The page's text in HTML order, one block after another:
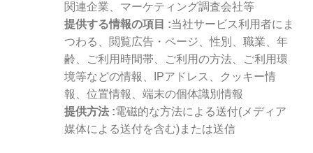
関連企業、マーケティング調査会社等
提供する情報の項目
当社サービス利用者にま
つわる、閲覧広告・ページ、性別、職業、年
齢、ご利用時間帯、ご利用の方法、ご利用環
境等などの情報、IPアドレス、クッキー情
報、位置情報、端末の個体識別情報
提供方法 電磁的な方法による送付(メディア
媒体による送付を含む)または送信